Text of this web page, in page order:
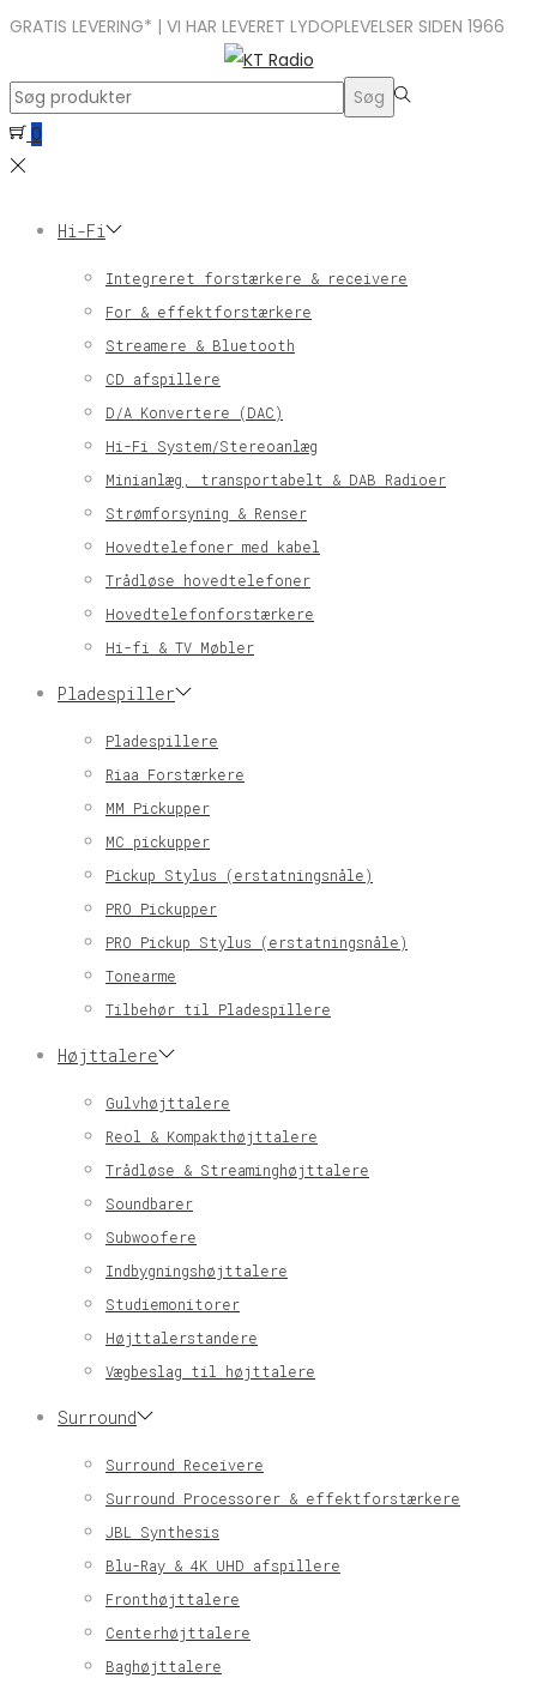
GRATIS LEVERING* | VI HAR LEVERET LYDOPLEVELSER SIDEN 1966
Search
for:>
Søg
0
Hi-Fi
Integreret forstærkere & receivere
For & effektforstærkere
Streamere & Bluetooth
CD afspillere
D/A Konvertere (DAC)
Hi-Fi System/Stereoanlæg
Minianlæg, transportabelt & DAB Radioer
Strømforsyning & Renser
Hovedtelefoner med kabel
Trådløse hovedtelefoner
Hovedtelefonforstærkere
Hi-fi & TV Møbler
Pladespiller
Pladespillere
Riaa Forstærkere
MM Pickupper
MC pickupper
Pickup Stylus (erstatningsnåle)
PRO Pickupper
PRO Pickup Stylus (erstatningsnåle)
Tonearme
Tilbehør til Pladespillere
Højttalere
Gulvhøjttalere
Reol & Kompakthøjttalere
Trådløse & Streaminghøjttalere
Soundbarer
Subwoofere
Indbygningshøjttalere
Studiemonitorer
Højttalerstandere
Vægbeslag til højttalere
Surround
Surround Receivere
Surround Processorer & effektforstærkere
JBL Synthesis
Blu-Ray & 4K UHD afspillere
Fronthøjttalere
Centerhøjttalere
Baghøjttalere